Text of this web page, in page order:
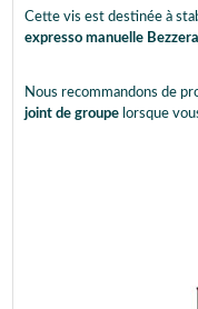
Cette vis est destinée à
expresso manuelle
Nous recommandons de
joint de groupe lorsque